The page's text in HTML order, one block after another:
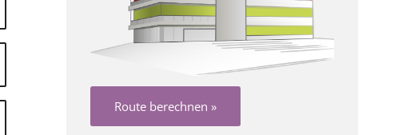
Route berechnen »